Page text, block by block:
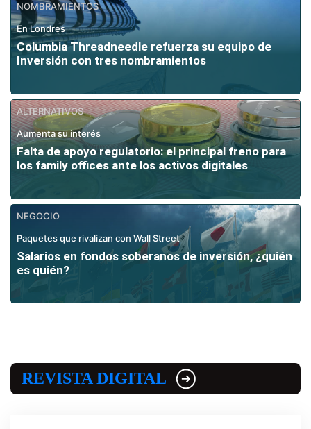
NOMBRAMIENTOS
En Londres
Columbia Threadneedle refuerza su equipo de
Inversión con tres nombramientos
ALTERNATIVOS
Aumenta su interés
Falta de apoyo regulatorio: el principal freno para
los family offices ante los activos digitales
NEGOCIO
Paquetes que rivalizan con Wall Street
Salarios en fondos soberanos de inversión, ¿quién
es quién?
REVISTA DIGITAL